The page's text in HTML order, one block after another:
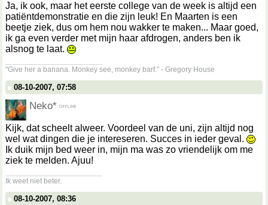
Ja, ik ook, maar het eerste college van de week is altijd een
patiëntdemonstratie en die zijn leuk! En Maarten is een
beetje ziek, dus om hem nou wakker te maken... Maar goed,
ik ga even verder met mijn haar afdrogen, anders ben ik
alsnog te laat.
"Give her a banana. Monkey see, monkey barf." - Gregory House
08-10-2007, 07:58
Neko*
Kijk, dat scheelt alweer. Voordeel van de uni, zijn altijd nog
wel wat dingen die je intereseren. Succes in ieder geval.
Ik duik mijn bed weer in, mijn ma was zo vriendelijk om me
ziek te melden. Ajuu!
Ik weet niet beter.
08-10-2007, 08:36